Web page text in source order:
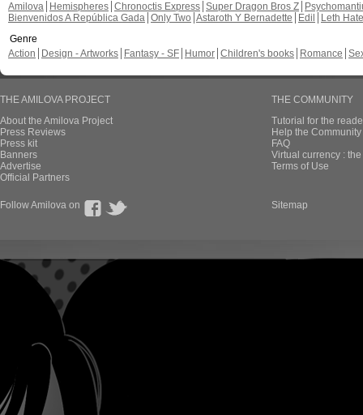
Amilova
Hemispheres Chronoctis Express Super Dragon Bros Z
Bienvenidos A República Gada Only Two Astaroth Y Bernadette Edil
Leth Hate
Genre
Action
Design - Artworks Fantasy - SF Humor Children's books Romance
THE AMILOVA PROJECT
About the Amilova Project
Press Reviews
Press kit
Banners
Advertise
Official Partners
THE COMMUNITY
Tutorial for the
Help the
FAQ
Virtual currency :
Terms of Use
Follow Amilova on Sitemap